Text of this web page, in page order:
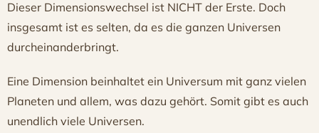
Dieser Dimensionswechsel ist NICHT der Erste. Doch
insgesamt ist es selten, da es die ganzen Universen
durcheinanderbringt.
Eine Dimension beinhaltet ein Universum mit ganz vielen
Planeten und allem, was dazu gehört. Somit gibt es auch
unendlich viele Universen.